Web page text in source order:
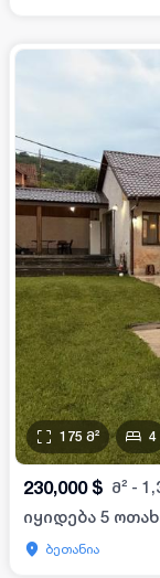
175 მ² 4
230,000 $ მ² -
იყიდება 5
ბეთანია